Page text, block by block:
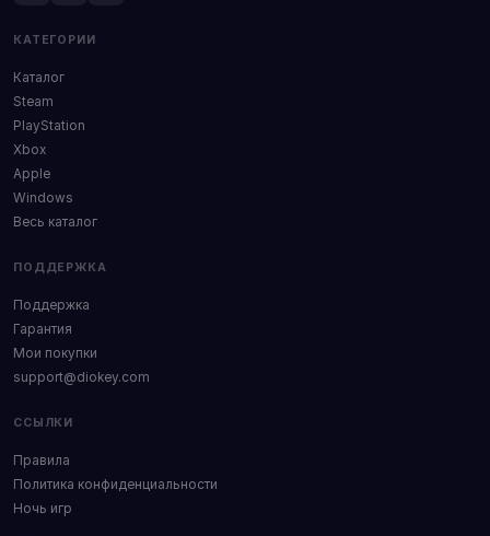
КАТЕГОРИИ
Каталог
Steam
PlayStation
Xbox
Apple
Windows
Весь каталог
ПОДДЕРЖКА
Поддержка
Гарантия
Мои покупки
support@diokey.com
ССЫЛКИ
Правила
Политика конфиденциальности
Ночь игр